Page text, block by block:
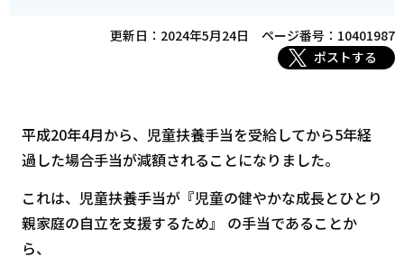
更新日：2024年5月24日
ページ番号：10401987
ポストする
平成20年4月から、児童扶養手当を受給してから5年経
過した場合手当が減額されることになりました。
これは、児童扶養手当が『児童の健やかな成長とひとり
親家庭の自立を支援するため』 の手当であることか
ら、